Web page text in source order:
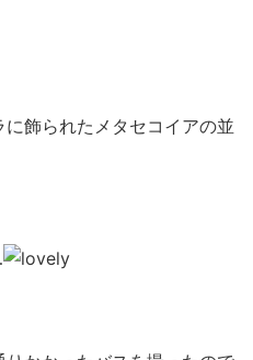
飾られたメタセコイアの並